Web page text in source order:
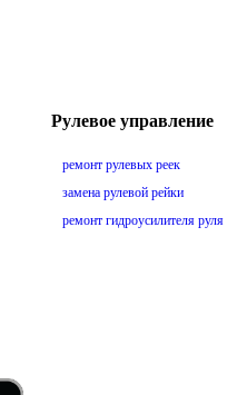
Рулевое управление
ремонт рулевых реек
замена рулевой рейки
ремонт гидроусилителя руля